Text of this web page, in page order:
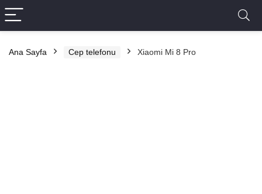
Ana Sayfa Cep telefonu Xiaomi Mi 8 Pro